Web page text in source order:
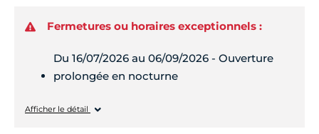
Fermetures ou horaires exceptionnels :
Du 16/07/2026 au 06/09/2026 - Ouverture
prolongée en nocturne
Lundi
Afficher le détail